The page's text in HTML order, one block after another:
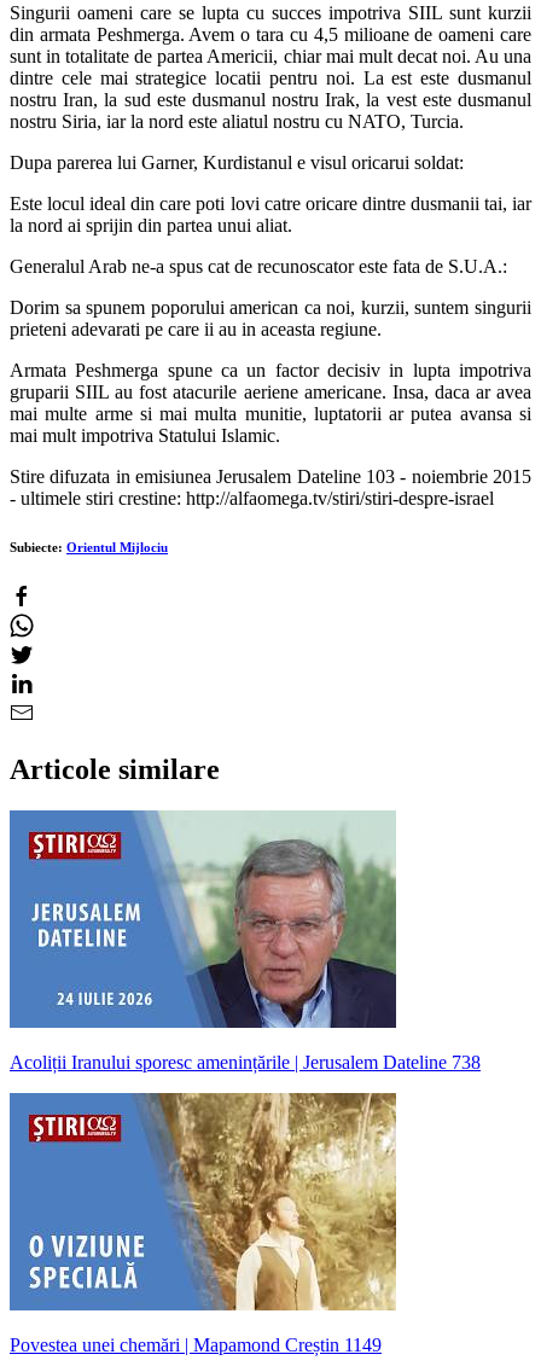
Singurii oameni care se lupta cu succes impotriva SIIL sunt kurzii
din armata Peshmerga. Avem o tara cu 4,5 milioane de oameni care
sunt in totalitate de partea Americii, chiar mai mult decat noi. Au una
dintre cele mai strategice locatii pentru noi. La est este dusmanul
nostru Iran, la sud este dusmanul nostru Irak, la vest este dusmanul
nostru Siria, iar la nord este aliatul nostru cu NATO, Turcia.
Dupa parerea lui Garner, Kurdistanul e visul oricarui soldat:
Este locul ideal din care poti lovi catre oricare dintre dusmanii tai, iar
la nord ai sprijin din partea unui aliat.
Generalul Arab ne-a spus cat de recunoscator este fata de S.U.A.:
Dorim sa spunem poporului american ca noi, kurzii, suntem singurii
prieteni adevarati pe care ii au in aceasta regiune.
Armata Peshmerga spune ca un factor decisiv in lupta impotriva
gruparii SIIL au fost atacurile aeriene americane. Insa, daca ar avea
mai multe arme si mai multa munitie, luptatorii ar putea avansa si
mai mult impotriva Statului Islamic.
Stire difuzata in emisiunea Jerusalem Dateline 103 - noiembrie 2015
- ultimele stiri crestine: http://alfaomega.tv/stiri/stiri-despre-israel
Subiecte: Orientul Mijlociu
Articole similare
Acoliții Iranului sporesc amenințările | Jerusalem Dateline 738
Povestea unei chemări | Mapamond Creștin 1149